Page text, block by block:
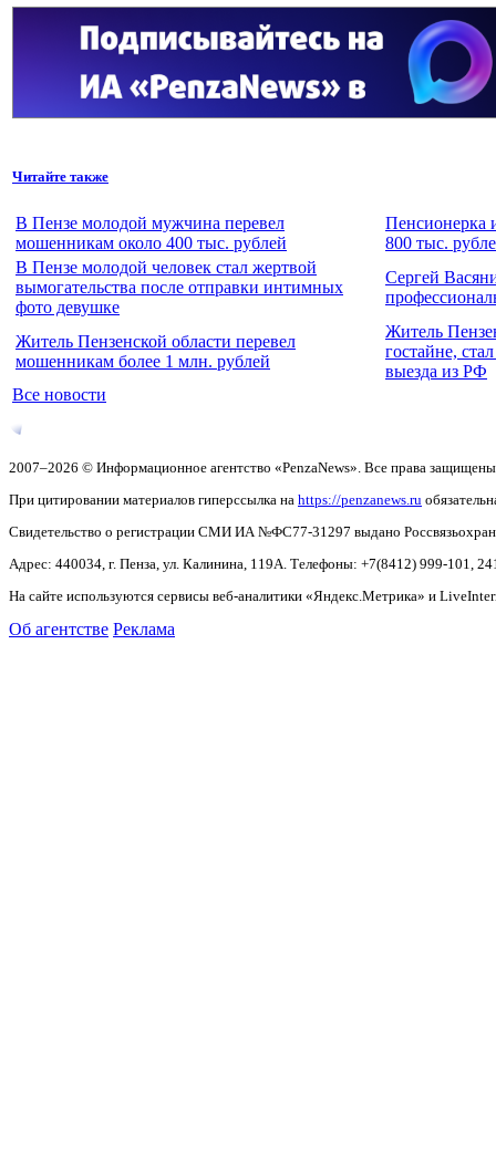
Читайте также
В Пензе молодой мужчина перевел
мошенникам около 400 тыс. рублей
Пенсионерка
800 тыс.
В Пензе молодой человек стал жертвой
вымогательства после отправки интимных
фото девушке
Сергей
Житель Пензенской области перевел
мошенникам более 1 млн. рублей
Житель
гостайне,
выезда из РФ
Все новости
2007–2026 © Информационное агентство «PenzaNews». Все права
При цитировании материалов гиперссылка на https://penzanews.ru
Свидетельство о регистрации СМИ ИА №ФС77-31297 выдано
Адрес: 440034, г. Пенза, ул. Калинина, 119А. Телефоны: +7(8412) 999-101,
На сайте используются сервисы веб-аналитики «Яндекс.Метрика» и
Об агентстве Реклама